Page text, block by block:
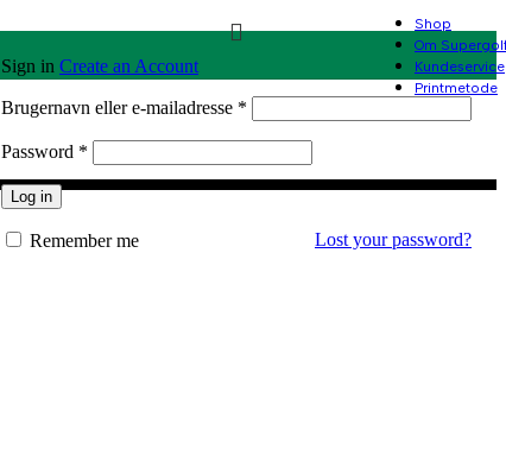
Shop
Om
Kundeservice
Printmetode
Sign in Create an Account
Brugernavn eller e-mailadresse *
Password *
Log in
Lost your password?
Remember me